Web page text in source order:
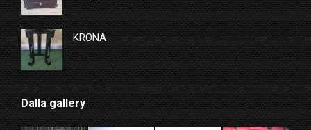
KRONA
Dalla gallery